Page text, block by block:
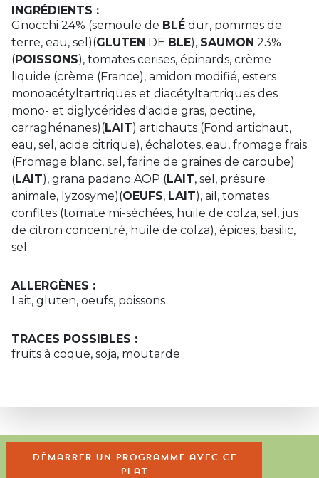
INGRÉDIENTS :
Gnocchi 24% (semoule de BLÉ dur, pommes de
terre, eau, sel)(GLUTEN DE BLE), SAUMON 23%
(POISSONS), tomates cerises, épinards, crème
liquide (crème (France), amidon modifié, esters
monoacétyltartriques et diacétyltartriques des
mono- et diglycérides d'acide gras, pectine,
carraghénanes)(LAIT) artichauts (Fond artichaut,
eau, sel, acide citrique), échalotes, eau, fromage frais
(Fromage blanc, sel, farine de graines de caroube)
(LAIT), grana padano AOP (LAIT, sel, présure
animale, lyzosyme)(OEUFS, LAIT), ail, tomates
confites (tomate mi-séchées, huile de colza, sel, jus
de citron concentré, huile de colza), épices, basilic,
sel
ALLERGÈNES :
Lait, gluten, oeufs, poissons
TRACES POSSIBLES :
fruits à coque, soja, moutarde
Démarrer un programme avec ce
plat